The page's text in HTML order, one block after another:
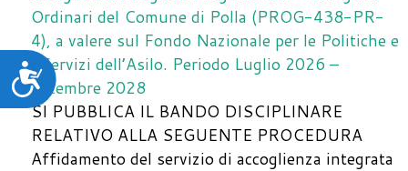
Accessibilità
Ordinari del Comune di Polla (PROG-438-PR-
4), a valere sul Fondo Nazionale per le Politiche e
i Servizi dell’Asilo. Periodo Luglio 2026 –
Dicembre 2028
SI PUBBLICA IL BANDO DISCIPLINARE
RELATIVO ALLA SEGUENTE PROCEDURA
Affidamento del servizio di accoglienza integrata